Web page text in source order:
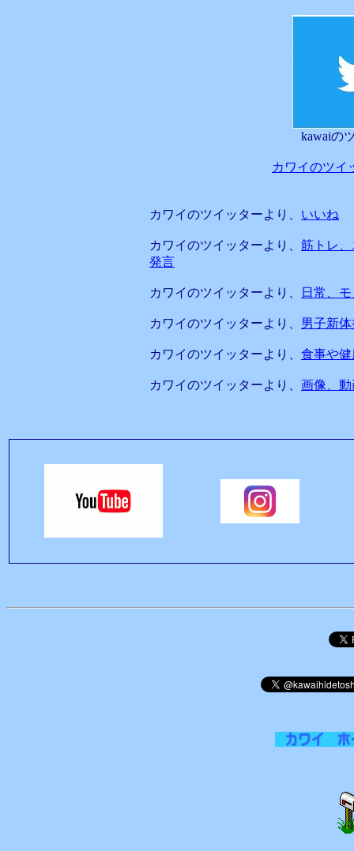
kawaiの
カワイのツイ
カワイのツイッターより、 いいね
カワイのツイッターより、 筋トレ
発言
カワイのツイッターより、 日常、
カワイのツイッターより、 男子新
カワイのツイッターより、 食事や
カワイのツイッターより、 画像、